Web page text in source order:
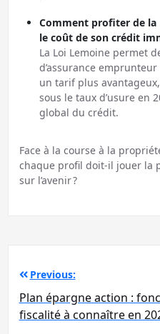
Comment profiter de
le coût de son crédit
La Loi Lemoine permet
d’assurance
un tarif plus
sous le taux d’usure en
global du crédit.
Face à la course à la
chaque profil doit-il jouer la
sur l’avenir ?
Navigation
de
l’article
Previous:
Plan épargne action :
fiscalité à connaître en